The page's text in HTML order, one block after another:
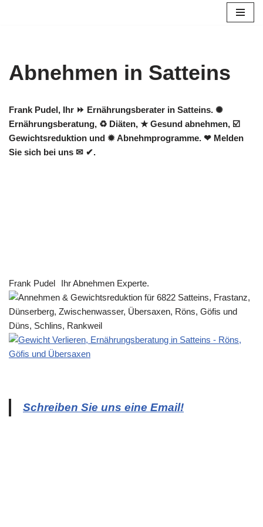
Abnehmen in Satteins
Frank Pudel, Ihr ⏩ Ernährungsberater in Satteins. ✺
Ernährungsberatung, ♻ Diäten, ★ Gesund abnehmen, ☑️
Gewichtsreduktion und ✹ Abnehmprogramme. ❤ Melden
Sie sich bei uns ✉ ✔.
Frank Pudel Ihr Abnehmen Experte.
Schreiben Sie uns eine Email!